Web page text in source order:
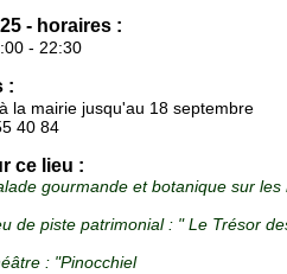
- horaires :
- 22:30
:
la mairie jusqu'au 18 septembre
40 84
ce lieu :
gourmande et botanique sur les
de piste patrimonial : " Le Trésor
: "Pinocchiel